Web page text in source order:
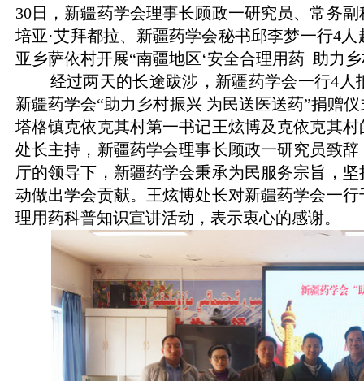
30日，新疆药学会理事长顾政一研究员、常务
培亚·艾拜都拉、新疆药学会秘书邱李梦一行4人
亚乡萨依村开展“南疆地区‘安全合理用药
助力
经过两天的长途跋涉，新疆药学会一行4 人
新疆药学会“助力乡村振兴 为民送医送药”捐赠
塔格镇克依克其村第一书记王炫博及克依克其村
处长主持，新疆药学会理事长顾政一研究员致
厅的领导下，新疆药学会秉承为民服务宗旨，
动做出学会贡献。王炫博处长对新疆药学会一
理用药科普知识宣讲活动，表示衷心的感谢。